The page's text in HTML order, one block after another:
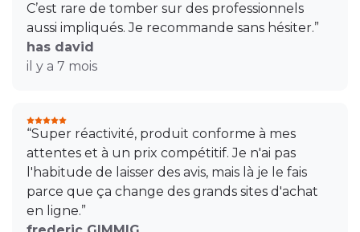
C’est rare de tomber sur des professionnels
aussi impliqués. Je recommande sans hésiter.”
has david
il y a 7 mois
“Super réactivité, produit conforme à mes
attentes et à un prix compétitif. Je n'ai pas
l'habitude de laisser des avis, mais là je le fais
parce que ça change des grands sites d'achat
en ligne.”